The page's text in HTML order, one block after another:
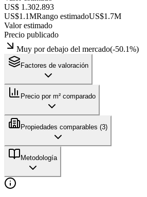
US$ 1.302.893
US$1.1MRango estimadoUS$1.7M
Valor estimado
Precio publicado
Muy por debajo del mercado(-50.1%)
Factores de valoración
Precio por m² comparado
Propiedades comparables (3)
Metodología